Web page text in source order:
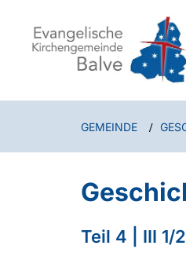
GEMEINDE /
Teil 4 | III 1/